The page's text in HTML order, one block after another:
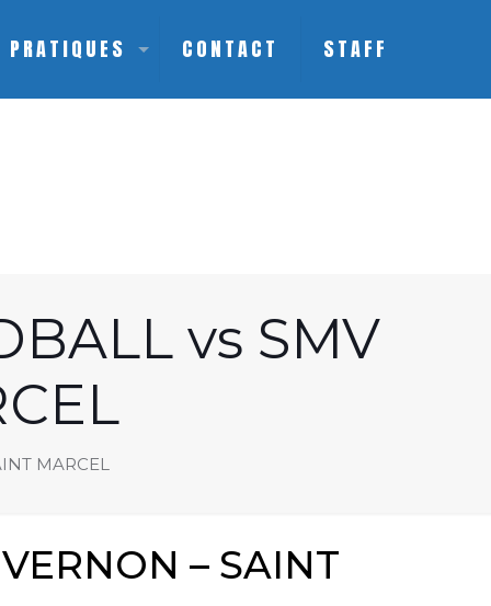
PRATIQUES CONTACT STAFF
vs SMV
MARCEL
– SAINT